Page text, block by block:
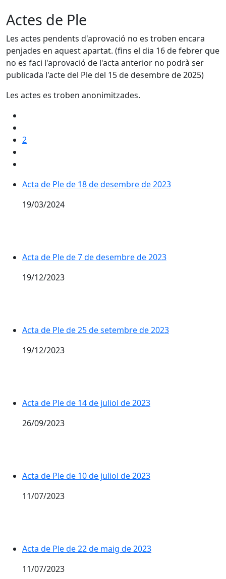
Actes de Ple
Les actes pendents d'aprovació no es troben encara
penjades en aquest apartat. (fins el dia 16 de febrer que
no es faci l'aprovació de l'acta anterior no podrà ser
publicada l'acte del Ple del 15 de desembre de 2025)
Les actes es troben anonimitzades.
2
Acta de Ple de 18 de desembre de 2023
19/03/2024
Acta de Ple de 7 de desembre de 2023
19/12/2023
Acta de Ple de 25 de setembre de 2023
19/12/2023
Acta de Ple de 14 de juliol de 2023
26/09/2023
Acta de Ple de 10 de juliol de 2023
11/07/2023
Acta de Ple de 22 de maig de 2023
11/07/2023